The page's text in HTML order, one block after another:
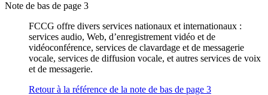
Note de bas de page 3
FCCG offre divers services nationaux et internationaux :
services audio, Web, d’enregistrement vidéo et de
vidéoconférence, services de clavardage et de messagerie
vocale, services de diffusion vocale, et autres services de voix
et de messagerie.
Retour à la référence de la note de bas de page 3